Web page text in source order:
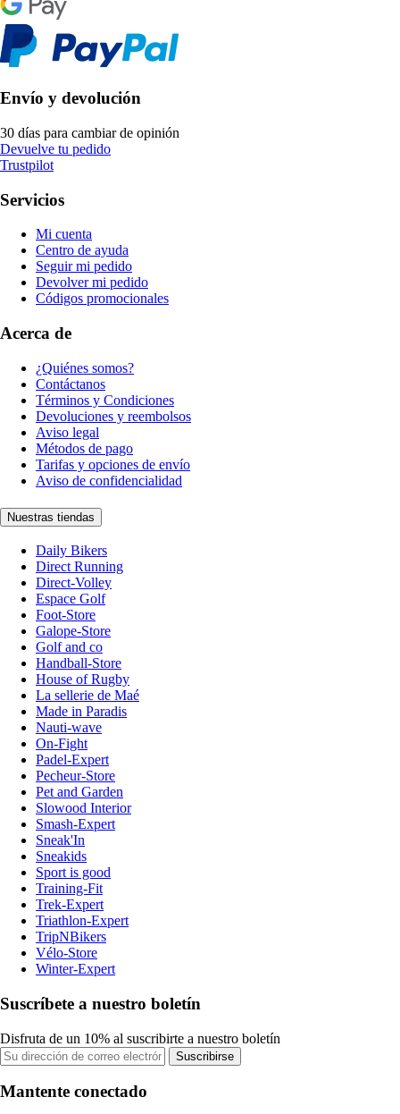
Envío y devolución
30 días para cambiar de opinión
Devuelve tu pedido
Trustpilot
Servicios
Mi cuenta
Centro de ayuda
Seguir mi pedido
Devolver mi pedido
Códigos promocionales
Acerca de
¿Quiénes somos?
Contáctanos
Términos y Condiciones
Devoluciones y reembolsos
Aviso legal
Métodos de pago
Tarifas y opciones de envío
Aviso de confidencialidad
Nuestras tiendas
Daily Bikers
Direct Running
Direct-Volley
Espace Golf
Foot-Store
Galope-Store
Golf and co
Handball-Store
House of Rugby
La sellerie de Maé
Made in Paradis
Nauti-wave
On-Fight
Padel-Expert
Pecheur-Store
Pet and Garden
Slowood Interior
Smash-Expert
Sneak'In
Sneakids
Sport is good
Training-Fit
Trek-Expert
Triathlon-Expert
TripNBikers
Vélo-Store
Winter-Expert
Suscríbete a nuestro boletín
Disfruta de un 10% al suscribirte a nuestro boletín
Suscribirse
Mantente conectado